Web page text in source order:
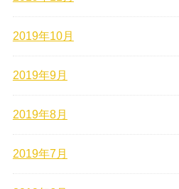
2019年10月
2019年9月
2019年8月
2019年7月